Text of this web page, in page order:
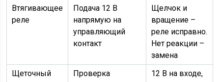
Втягивающее
реле
Подача 12 В
напрямую на
управляющий
контакт
Щелчок и
вращение –
реле исправно.
Нет реакции –
замена
Щеточный
Проверка
12 В на входе,